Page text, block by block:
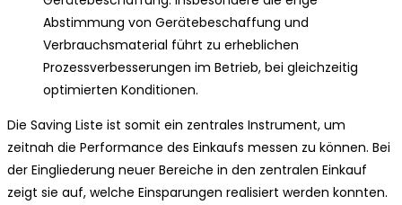
Abstimmung von Gerätebeschaffung und
Verbrauchsmaterial führt zu erheblichen
Prozessverbesserungen im Betrieb, bei gleichzeitig
optimierten Konditionen.
Die Saving Liste ist somit ein zentrales Instrument, um
zeitnah die Performance des Einkaufs messen zu können. Bei
der Eingliederung neuer Bereiche in den zentralen Einkauf
zeigt sie auf, welche Einsparungen realisiert werden konnten.